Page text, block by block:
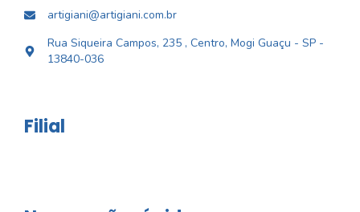
artigiani@artigiani.com.br
Rua Siqueira Campos, 235 , Centro, Mogi Guaçu - SP -
13840-036
Filial